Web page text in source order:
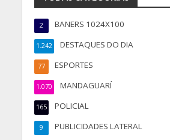
BANERS 1024X100
2
DESTAQUES DO DIA
1.242
ESPORTES
77
MANDAGUARÍ
1.070
POLICIAL
165
PUBLICIDADES LATERAL
9